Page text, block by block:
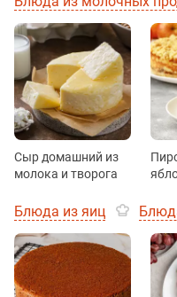
Сыр домашний из
молока и творога
Блюда из яиц